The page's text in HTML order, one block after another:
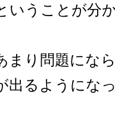
いうことが分
まり問題にな
出るようにな